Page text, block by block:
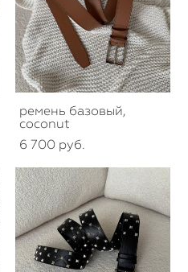
ремень базовый,
coconut
6 700 pуб.